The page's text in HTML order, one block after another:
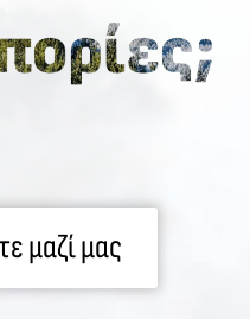
μαζί μας